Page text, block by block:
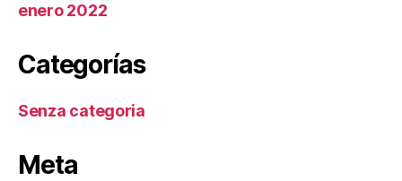
enero 2022
Categorías
Senza categoria
Meta